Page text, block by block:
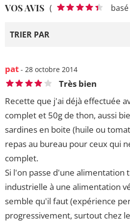
VOS AVIS ( basé
TRIER PAR
pat - 28 octobre 2014
Très bien
Recette que j'ai déjà effectuée
complet et 50g de thon, aussi
sardines en boite (huile ou
repas au bureau pour ceux qui
complet.
Si l'on passe d'une alimentation
industrielle à une alimentation
semble qu'il faut (expérience
progressivement, surtout chez